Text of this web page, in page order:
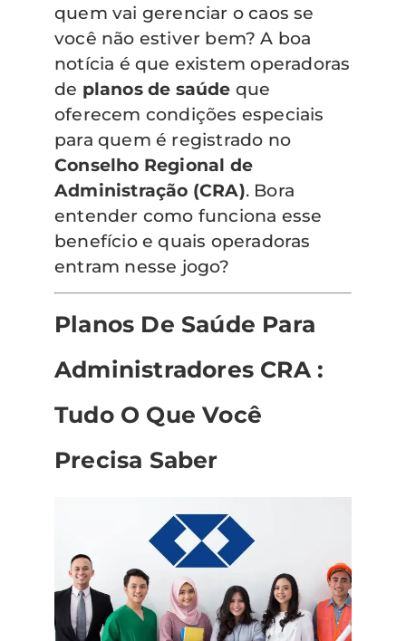
quem vai gerenciar o caos se
você não estiver bem? A boa
notícia é que existem operadoras
de planos de saúde que
oferecem condições especiais
para quem é registrado no
Conselho Regional de
Administração (CRA). Bora
entender como funciona esse
benefício e quais operadoras
entram nesse jogo?
Planos De Saúde Para
Administradores CRA :
Tudo O Que Você
Precisa Saber